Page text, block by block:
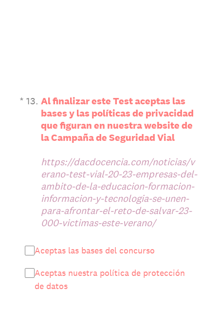
* 13. Al finalizar este Test aceptas las
bases y las políticas de privacidad
que figuran en nuestra website de
la Campaña de Seguridad Vial
https://dacdocencia.com/noticias/v
erano-test-vial-20-23-empresas-del-
ambito-de-la-educacion-formacion-
informacion-y-tecnologia-se-unen-
para-afrontar-el-reto-de-salvar-23-
000-victimas-este-verano/
(Obligatorio).
Aceptas las bases del concurso
Aceptas nuestra política de protección
de datos